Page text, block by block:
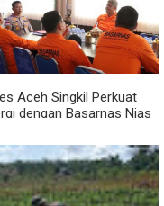
Aceh Singkil Perkuat
dengan Basarnas Nias